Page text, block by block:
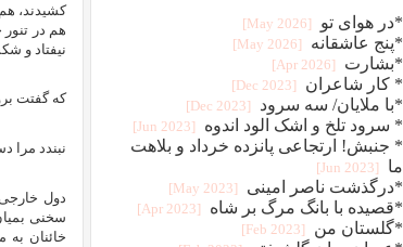
کشیدند،
هم در
نیفتاد و
که گفتت
نبندد مرا
دول
سخنی
خائنان
*در هوای تو [2026 May]
*پنج عاشقانه [2026 May]
*بشارت [2026 Apr]
* کار شاعران [2023 Dec]
*با ملایان/ سه سرود [2023 Dec]
* سرود تلخ و اشک الود اندوه [2023 Jun]
* جنبش! ارتجاعی پانزده خرداد و بلاهت
ما
[2023 Jun]
*درگذشت ناصر امینی [2023 May]
*قصیده با بانگ مرگ بر شاه [2023 Apr]
*گلستان من [2023 Feb]